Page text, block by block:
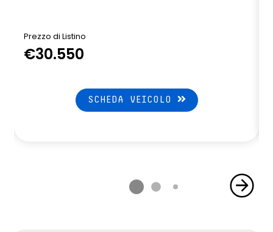
Prezzo di Listino
€30.550
SCHEDA VEICOLO